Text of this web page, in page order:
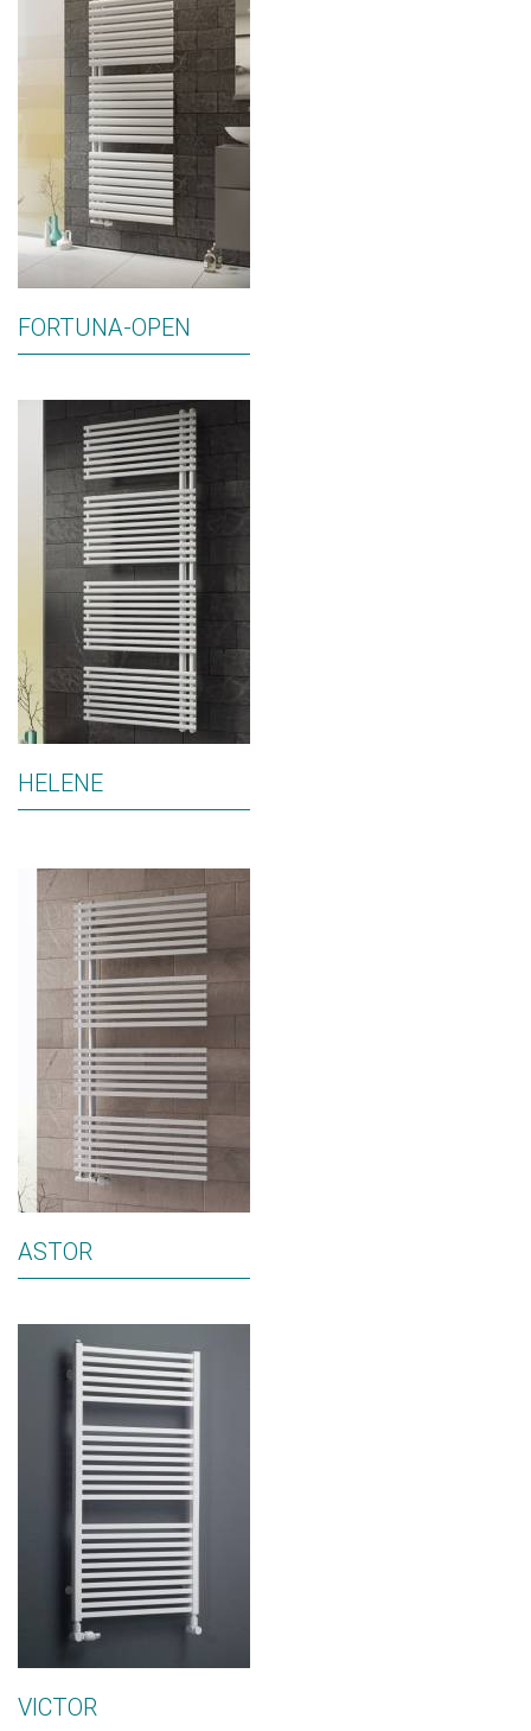
FORTUNA-OPEN
HELENE
ASTOR
VICTOR